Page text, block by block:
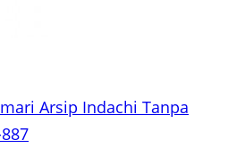
Arsip Indachi Tanpa